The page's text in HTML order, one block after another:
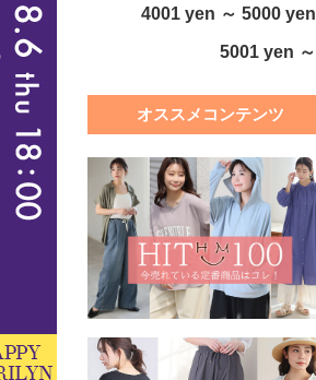
4001 yen ～ 5000 yen
5001 yen ～
オススメコンテンツ